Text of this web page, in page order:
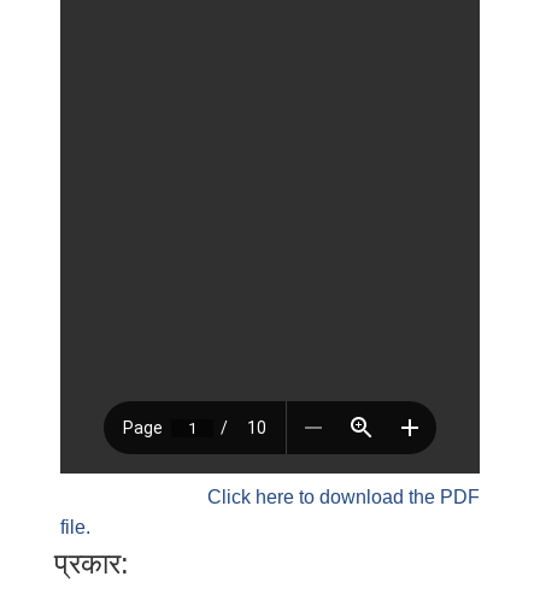
Click here to download the PDF
file.
प्रकार: